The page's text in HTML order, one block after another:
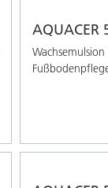
AQUACER